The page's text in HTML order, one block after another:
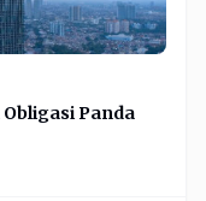
Panda